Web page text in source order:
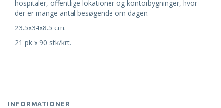
hospitaler, offentlige lokationer og kontorbygninger, hvor
der er mange antal besøgende om dagen.
23.5x34x8.5 cm.
21 pk x 90 stk/krt.
INFORMATIONER